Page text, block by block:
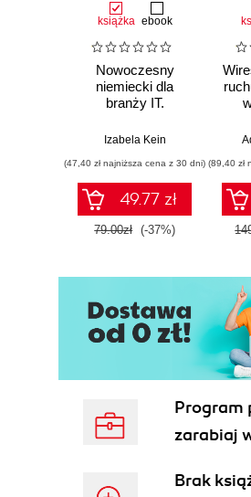
książka ebook
Nowoczesny
niemiecki dla
branży IT.
przykłady i
Izabela Kein
(47,40 zł najniższa cena z 30 dni)
49.77 zł
79.00zł (-37%)
(89,40 zł
Program
zarabiaj
Brak